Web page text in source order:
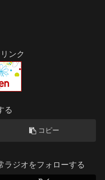
ンク
る
コピー
ラジオをフォローする